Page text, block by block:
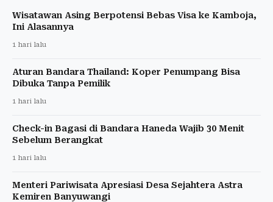
Wisatawan Asing Berpotensi Bebas Visa ke Kamboja,
Ini Alasannya
1 hari lalu
Aturan Bandara Thailand: Koper Penumpang Bisa
Dibuka Tanpa Pemilik
1 hari lalu
Check-in Bagasi di Bandara Haneda Wajib 30 Menit
Sebelum Berangkat
1 hari lalu
Menteri Pariwisata Apresiasi Desa Sejahtera Astra
Kemiren Banyuwangi